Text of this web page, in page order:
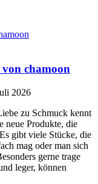
chamoon
2026
zu Schmuck kennt
neue Produkte, die
gibt viele Stücke, die
mag oder man sich
gerne trage
leger, können